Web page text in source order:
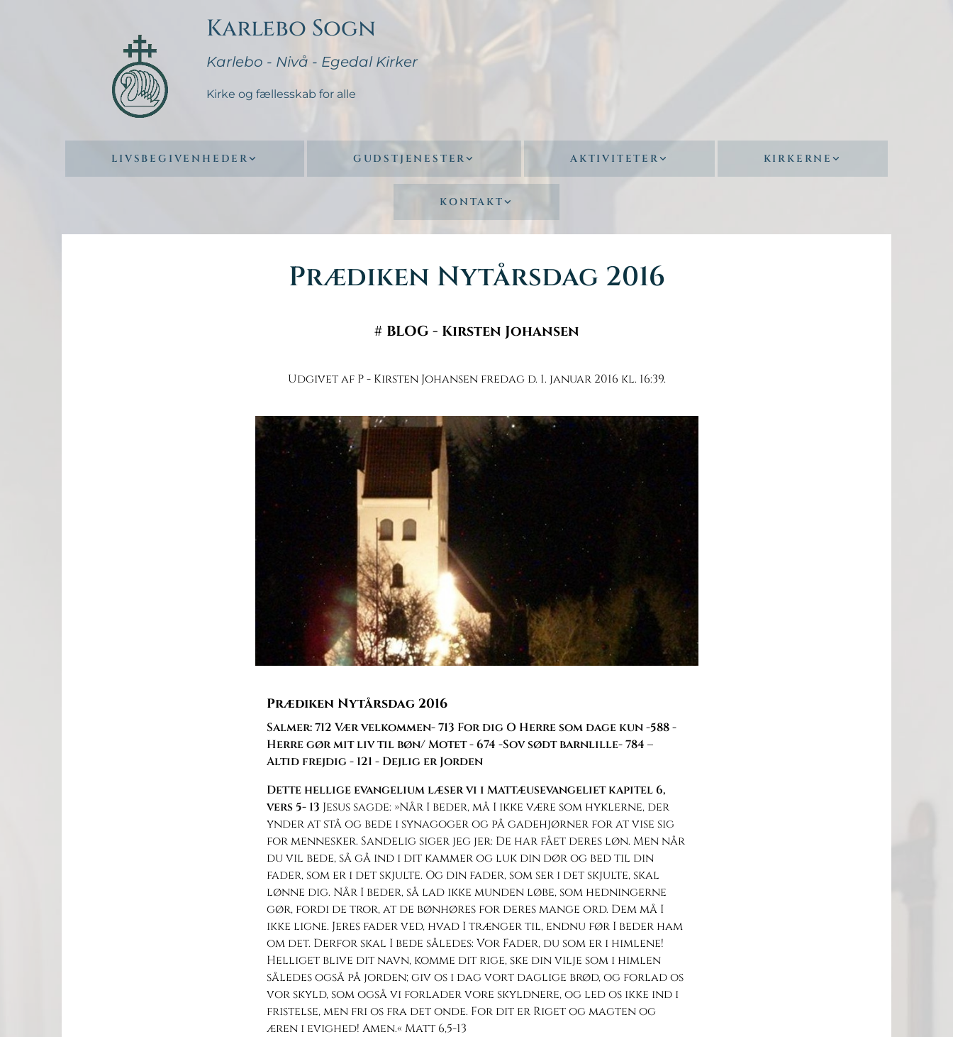
Karlebo Sogn
Karlebo - Nivå - Egedal Kirker
Kirke og fællesskab for alle
LIVSBEGIVENHEDER GUDSTJENESTER AKTIVITETER KIRKERNE
KONTAKT
Prædiken Nytårsdag 2016
# BLOG - Kirsten Johansen
Udgivet af P - Kirsten Johansen fredag d. 1. januar 2016 kl. 16:39.
Prædiken Nytårsdag 2016
Salmer:712 Vær velkommen- 713 For dig O Herre som dage kun -588 -
Herre gør mit liv til bøn/ Motet - 674 -Sov sødt barnlille- 784 –
Altid frejdig - 121 - Dejlig er Jorden
Dette hellige evangelium læser vi i Mattæusevangeliet kapitel 6,
vers 5- 13 Jesus sagde: »Når I beder, må I ikke være som hyklerne, der
ynder at stå og bede i synagoger og på gadehjørner for at vise sig
for mennesker. Sandelig siger jeg jer: De har fået deres løn. Men når
du vil bede, så gå ind i dit kammer og luk din dør og bed til din
fader, som er i det skjulte. Og din fader, som ser i det skjulte, skal
lønne dig. Når I beder, så lad ikke munden løbe, som hedningerne
gør, fordi de tror, at de bønhøres for deres mange ord. Dem må I
ikke ligne. Jeres fader ved, hvad I trænger til, endnu før I beder ham
om det. Derfor skal I bede således: Vor Fader, du som er i himlene!
Helliget blive dit navn, komme dit rige, ske din vilje som i himlen
således også på jorden; giv os i dag vort daglige brød, og forlad os
vor skyld, som også vi forlader vore skyldnere, og led os ikke ind i
fristelse, men fri os fra det onde. For dit er Riget og magten og
æren i evighed! Amen.« Matt 6,5-13